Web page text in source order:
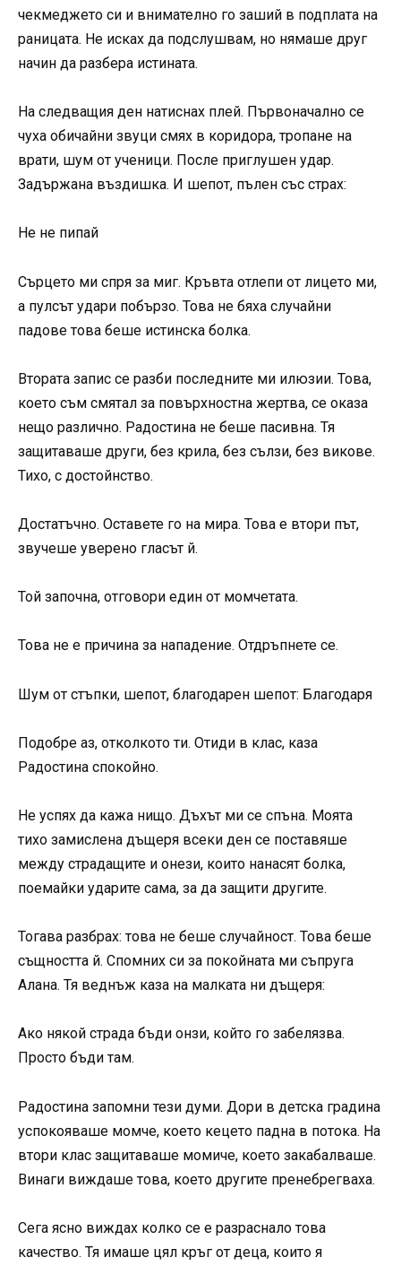
чекмеджето си и внимателно го заший в подплата на
раницата. Не исках да подслушвам, но нямаше друг
начин да разбера истината.
На следващия ден натиснах плей. Първоначално се
чуха обичайни звуци смях в коридора, тропане на
врати, шум от ученици. После приглушен удар.
Задържана въздишка. И шепот, пълен със страх:
Не не пипай
Сърцето ми спря за миг. Кръвта отлепи от лицето ми,
а пулсът удари побързо. Това не бяха случайни
падове това беше истинска болка.
Втората запис се разби последните ми илюзии. Това,
което съм смятал за повърхностна жертва, се оказа
нещо различно. Радостина не беше пасивна. Тя
защитаваше други, без крила, без сълзи, без викове.
Тихо, с достойнство.
Достатъчно. Оставете го на мира. Това е втори път,
звучеше уверено гласът й.
Той започна, отговори един от момчетата.
Това не е причина за нападение. Отдръпнете се.
Шум от стъпки, шепот, благодарен шепот: Благодаря
Подобре аз, отколкото ти. Отиди в клас, каза
Радостина спокойно.
Не успях да кажа нищо. Дъхът ми се спъна. Моята
тихо замислена дъщеря всеки ден се поставяше
между страдащите и онези, които нанасят болка,
поемайки ударите сама, за да защити другите.
Тогава разбрах: това не беше случайност. Това беше
същността й. Спомних си за покойната ми съпруга
Алана. Тя веднъж каза на малката ни дъщеря:
Ако някой страда бъди онзи, който го забелязва.
Просто бъди там.
Радостина запомни тези думи. Дори в детска градина
успокояваше момче, което кецето падна в потока. На
втори клас защитаваше момиче, което закабалваше.
Винаги виждаше това, което другите пренебрегваха.
Сега ясно виждах колко се е разраснало това
качество. Тя имаше цял кръг от деца, които я